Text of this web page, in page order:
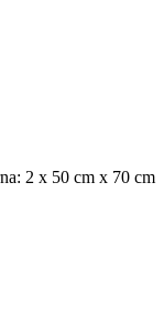
2 x 50 cm x 70 cm